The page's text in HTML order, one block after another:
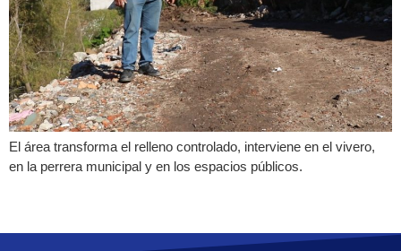
El área transforma el relleno controlado, interviene en el vivero,
en la perrera municipal y en los espacios públicos.